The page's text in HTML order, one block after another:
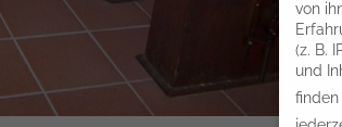
von
(z. B.
und
finden